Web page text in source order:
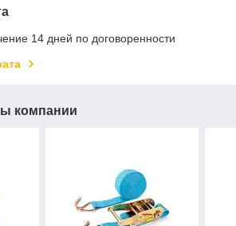
14 дней по договоренности
компании